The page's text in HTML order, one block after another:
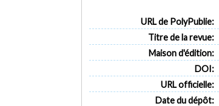
URL de PolyPublie:
Titre de la revue:
Maison d'édition:
DOI:
URL officielle:
Date du dépôt: